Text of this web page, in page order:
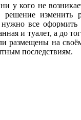
у кого не
изменить
все
и туалет, а до
размещены на
последствиям.